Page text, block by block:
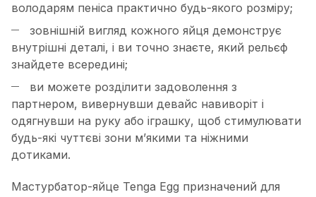
володарям пеніса практично будь-якого розміру;
зовнішній вигляд кожного яйця демонструє
внутрішні деталі, і ви точно знаєте, який рельєф
знайдете всередині;
ви можете розділити задоволення з
партнером, вивернувши девайс навиворіт і
одягнувши на руку або іграшку, щоб стимулювати
будь-які чуттєві зони м’якими та ніжними
дотиками.
Мастурбатор-яйце Tenga Egg призначений для